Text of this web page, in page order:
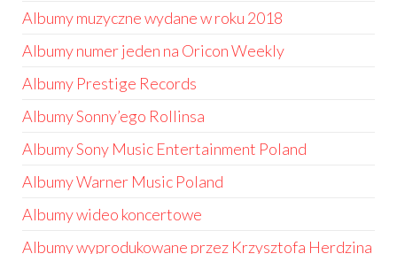
Albumy muzyczne wydane w roku 2018
Albumy numer jeden na Oricon Weekly
Albumy Prestige Records
Albumy Sonny’ego Rollinsa
Albumy Sony Music Entertainment Poland
Albumy Warner Music Poland
Albumy wideo koncertowe
Albumy wyprodukowane przez Krzysztofa Herdzina